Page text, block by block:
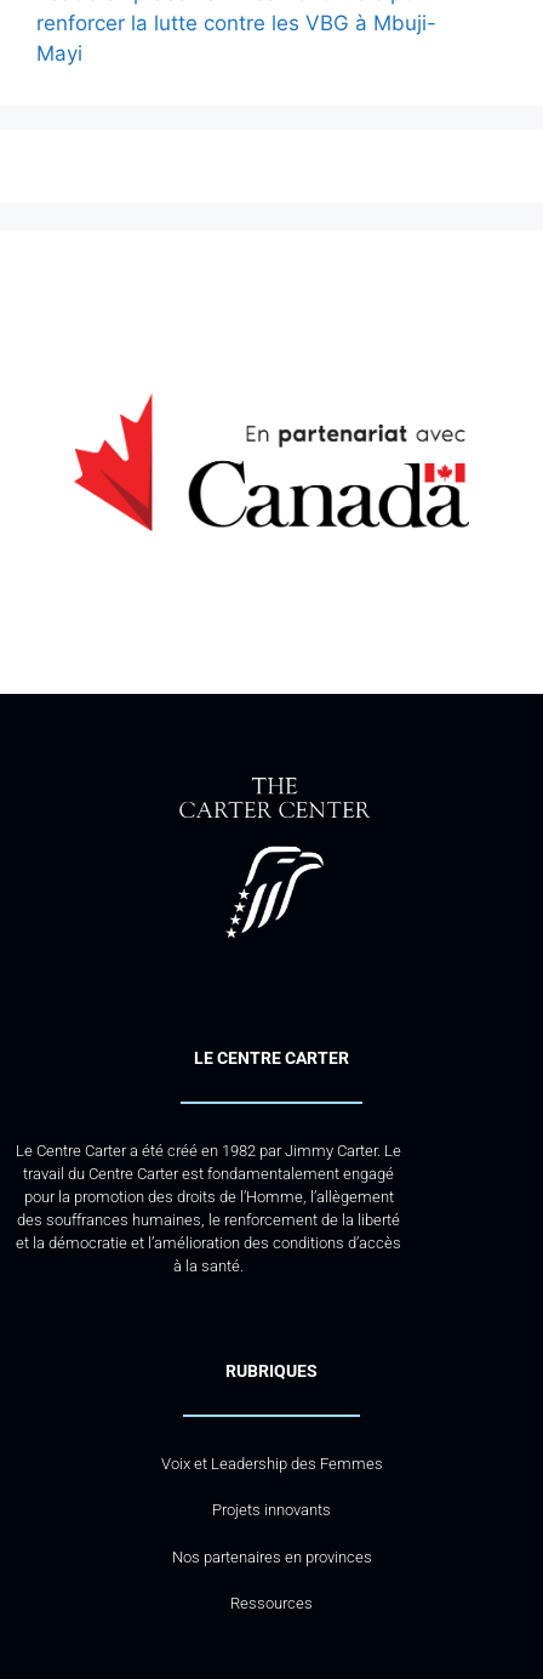
renforcer la lutte contre les VBG à Mbuji-
Mayi
LE CENTRE CARTER
Le Centre Carter a été créé en 1982 par Jimmy Carter. Le
travail du Centre Carter est fondamentalement engagé
pour la promotion des droits de l’Homme, l’allègement
des souffrances humaines, le renforcement de la liberté
et la démocratie et l’amélioration des conditions d’accès
à la santé.
RUBRIQUES
Voix et Leadership des Femmes
Projets innovants
Nos partenaires en provinces
Ressources